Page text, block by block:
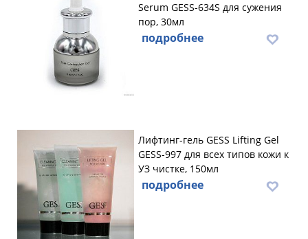
Serum GESS-634S для сужения
пор, 30мл
подробнее
Лифтинг-гель GESS Lifting Gel
GESS-997 для всех типов кожи к
УЗ чистке, 150мл
подробнее